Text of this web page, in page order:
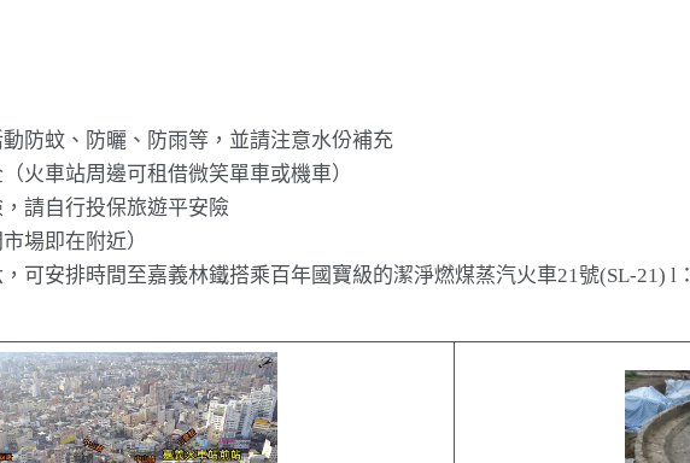
防蚊、防曬、防雨等，並請注意水份補充
火車站周邊可租借微笑單車或機車）
請自行投保旅遊平安險
場即在附近）
可安排時間至嘉義林鐵搭乘百年國寶級的潔淨燃煤蒸汽火車21號(SL-21) l：